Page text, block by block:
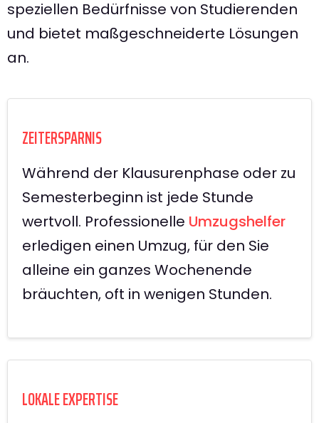
speziellen Bedürfnisse von Studierenden
und bietet maßgeschneiderte Lösungen
an.
ZEITERSPARNIS
Während der Klausurenphase oder zu
Semesterbeginn ist jede Stunde
wertvoll. Professionelle Umzugshelfer
erledigen einen Umzug, für den Sie
alleine ein ganzes Wochenende
bräuchten, oft in wenigen Stunden.
LOKALE EXPERTISE